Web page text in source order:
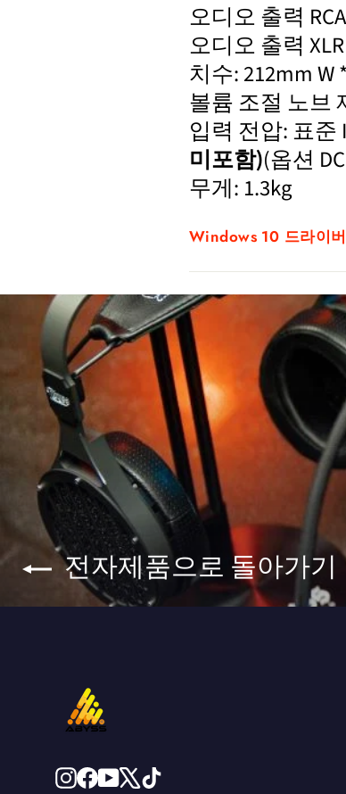
오디오 출력
오디오 출력
치수: 212mm W
볼륨 조절 노브
입력 전압: 표준
미포함)(옵션
무게: 1.3kg
Windows 10 드라이
전자제품으로 돌아가기
Instagram
페 Youtube
X